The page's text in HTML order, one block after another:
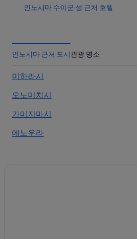
인노시마 수이군 성 근처 호텔
오노미치 히가시오노미치 역 근처 호텔
인노시마의 호스텔
오노미치 영화 박물관 근처 호텔
오노미치시의 캡슐 호텔
인노시마 근처 도시관광 명소
미하라시
오노미치시
가미지마시
에노우라